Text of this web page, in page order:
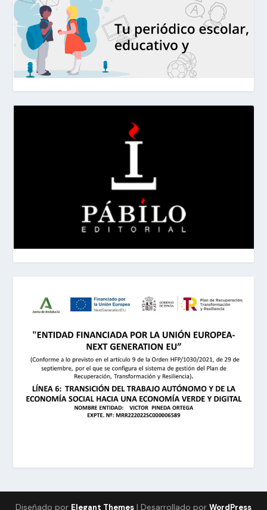
Diseñado por Elegant Themes | Desarrollado por WordPress